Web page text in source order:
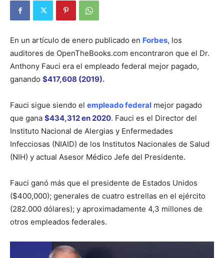
En un artículo de enero publicado en Forbes, los
auditores de OpenTheBooks.com encontraron que el Dr.
Anthony Fauci era el empleado federal mejor pagado,
ganando $417,608 (2019).
Fauci sigue siendo el empleado federal mejor pagado
que gana $434,312 en 2020. Fauci es el Director del
Instituto Nacional de Alergias y Enfermedades
Infecciosas (NIAID) de los Institutos Nacionales de Salud
(NIH) y actual Asesor Médico Jefe del Presidente.
Fauci ganó más que el presidente de Estados Unidos
($400,000); generales de cuatro estrellas en el ejército
(282.000 dólares); y aproximadamente 4,3 millones de
otros empleados federales.